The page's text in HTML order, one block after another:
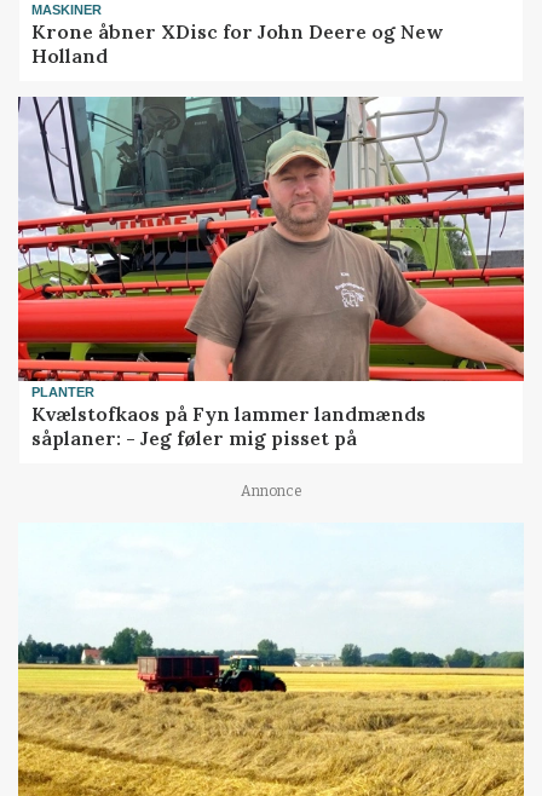
MASKINER
Krone åbner XDisc for John Deere og New
Holland
PLANTER
Kvælstofkaos på Fyn lammer landmænds
såplaner: - Jeg føler mig pisset på
Annonce